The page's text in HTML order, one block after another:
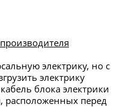
электрику, но с
электрику
блока электрики
расположенных перед